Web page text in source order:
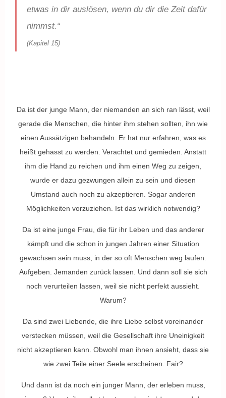
etwas in dir auslösen, wenn du dir die Zeit dafür
nimmst.“
(Kapitel 15)
Da ist der junge Mann, der niemanden an sich ran lässt, weil
gerade die Menschen, die hinter ihm stehen sollten, ihn wie
einen Aussätzigen behandeln. Er hat nur erfahren, was es
heißt gehasst zu werden. Verachtet und gemieden. Anstatt
ihm die Hand zu reichen und ihm einen Weg zu zeigen,
wurde er dazu gezwungen allein zu sein und diesen
Umstand auch noch zu akzeptieren. Sogar anderen
Möglichkeiten vorzuziehen. Ist das wirklich notwendig?
Da ist eine junge Frau, die für ihr Leben und das anderer
kämpft und die schon in jungen Jahren einer Situation
gewachsen sein muss, in der so oft Menschen weg laufen.
Aufgeben. Jemanden zurück lassen. Und dann soll sie sich
noch verurteilen lassen, weil sie nicht perfekt aussieht.
Warum?
Da sind zwei Liebende, die ihre Liebe selbst voreinander
verstecken müssen, weil die Gesellschaft ihre Uneinigkeit
nicht akzeptieren kann. Obwohl man ihnen ansieht, dass sie
wie zwei Teile einer Seele erscheinen. Fair?
Und dann ist da noch ein junger Mann, der erleben muss,